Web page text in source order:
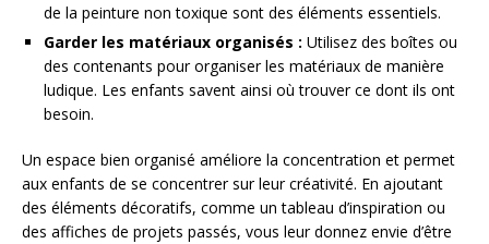
de la peinture non toxique sont des éléments essentiels.
Garder les matériaux organisés : Utilisez des boîtes ou
des contenants pour organiser les matériaux de manière
ludique. Les enfants savent ainsi où trouver ce dont ils ont
besoin.
Un espace bien organisé améliore la concentration et permet
aux enfants de se concentrer sur leur créativité. En ajoutant
des éléments décoratifs, comme un tableau d’inspiration ou
des affiches de projets passés, vous leur donnez envie d’être